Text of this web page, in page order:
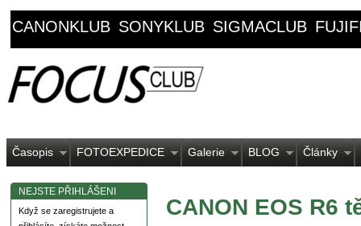
CANONKLUB SONYKLUB SIGMACLUB
Časopis FOTOEXPEDICE Galerie BLOG Články
NEJSTE PŘIHLÁŠENI
Když se zaregistrujete a
CANON EOS R6